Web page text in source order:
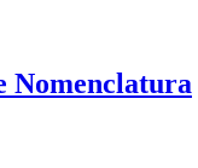
Nomenclatura